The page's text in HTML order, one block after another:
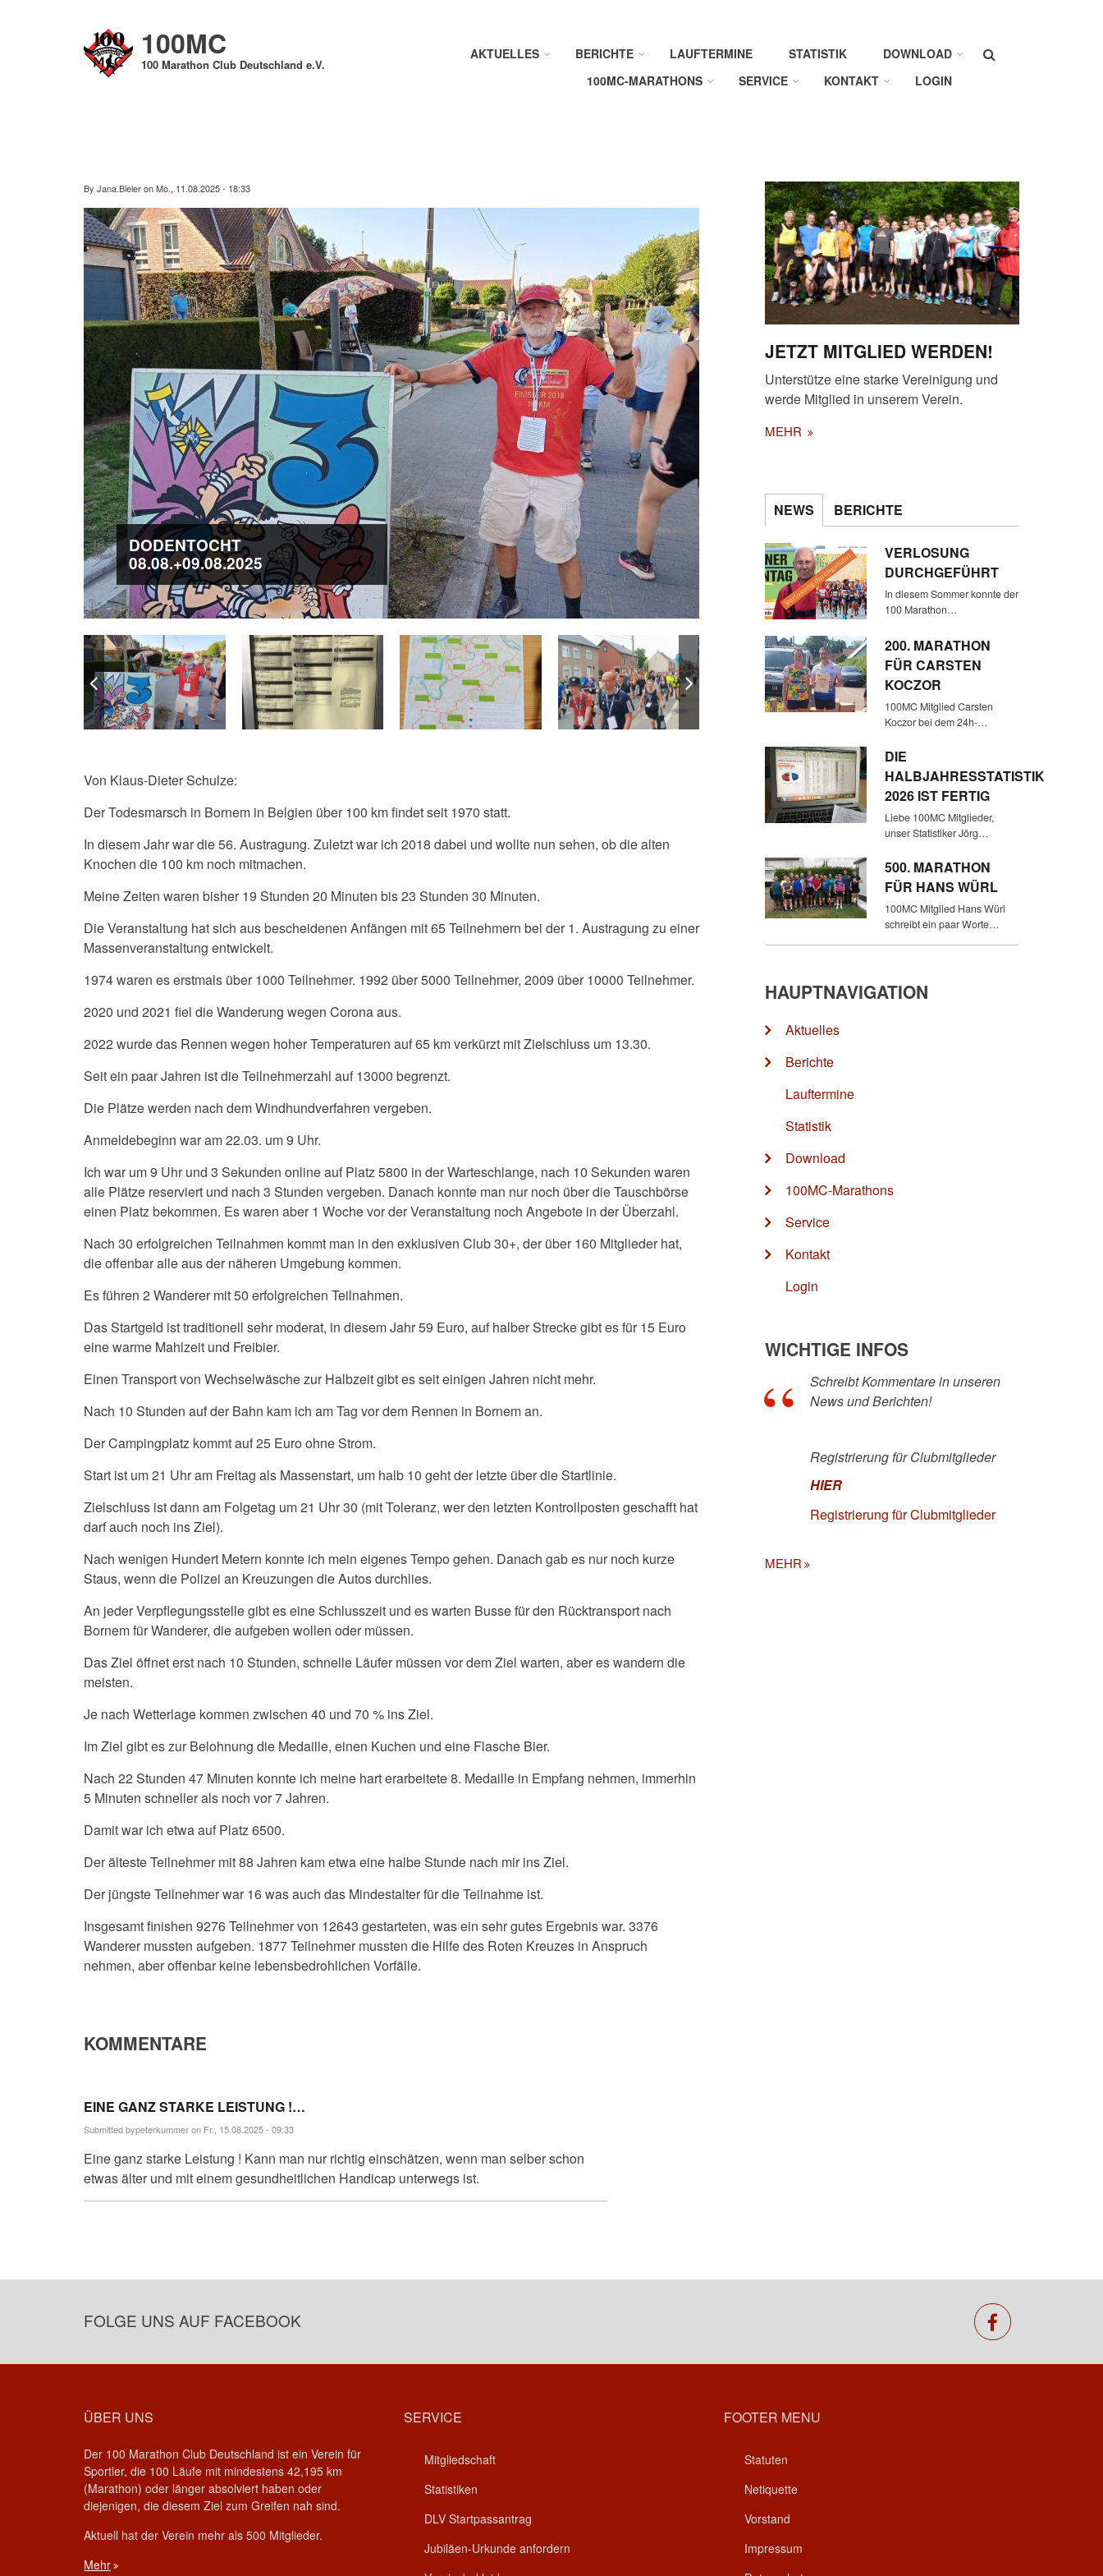
100MC
100 Marathon Club Deutschland e.V.
Suche
AKTUELLES BERICHTE LAUFTERMINE STATISTIK
DOWNLOAD
100MC-MARATHONS
SERVICE KONTAKT LOGIN
By Jana.BieleronMo., 11.08.2025 - 18:33
DODENTOCHT
08.08.+09.08.2025
DER FAHRPLAN IN BORNEM
IST ÜBERSICHTLICH, EIN ZUG
JE STUNDE UND RICHTUNG
Von Klaus-Dieter Schulze:
Der Todesmarsch in Bornem in Belgien über 100 km findet seit 1970 statt.
In diesem Jahr war die 56. Austragung. Zuletzt war ich 2018 dabei und wollte nun sehen, ob die alten
Knochen die 100 km noch mitmachen.
Meine Zeiten waren bisher 19 Stunden 20 Minuten bis 23 Stunden 30 Minuten.
Die Veranstaltung hat sich aus bescheidenen Anfängen mit 65 Teilnehmern bei der 1. Austragung zu einer
Massenveranstaltung entwickelt.
1974 waren es erstmals über 1000 Teilnehmer. 1992 über 5000 Teilnehmer, 2009 über 10000 Teilnehmer.
2020 und 2021 fiel die Wanderung wegen Corona aus.
2022 wurde das Rennen wegen hoher Temperaturen auf 65 km verkürzt mit Zielschluss um 13.30.
Seit ein paar Jahren ist die Teilnehmerzahl auf 13000 begrenzt.
Die Plätze werden nach dem Windhundverfahren vergeben.
Anmeldebeginn war am 22.03. um 9 Uhr.
Ich war um 9 Uhr und 3 Sekunden online auf Platz 5800 in der Warteschlange, nach 10 Sekunden waren
alle Plätze reserviert und nach 3 Stunden vergeben. Danach konnte man nur noch über die Tauschbörse
einen Platz bekommen. Es waren aber 1 Woche vor der Veranstaltung noch Angebote in der Überzahl.
Nach 30 erfolgreichen Teilnahmen kommt man in den exklusiven Club 30+, der über 160 Mitglieder hat,
die offenbar alle aus der näheren Umgebung kommen.
Es führen 2 Wanderer mit 50 erfolgreichen Teilnahmen.
Das Startgeld ist traditionell sehr moderat, in diesem Jahr 59 Euro, auf halber Strecke gibt es für 15 Euro
eine warme Mahlzeit und Freibier.
Einen Transport von Wechselwäsche zur Halbzeit gibt es seit einigen Jahren nicht mehr.
Nach 10 Stunden auf der Bahn kam ich am Tag vor dem Rennen in Bornem an.
Der Campingplatz kommt auf 25 Euro ohne Strom.
Start ist um 21 Uhr am Freitag als Massenstart, um halb 10 geht der letzte über die Startlinie.
Zielschluss ist dann am Folgetag um 21 Uhr 30 (mit Toleranz, wer den letzten Kontrollposten geschafft hat
darf auch noch ins Ziel).
Nach wenigen Hundert Metern konnte ich mein eigenes Tempo gehen. Danach gab es nur noch kurze
Staus, wenn die Polizei an Kreuzungen die Autos durchlies.
An jeder Verpflegungsstelle gibt es eine Schlusszeit und es warten Busse für den Rücktransport nach
Bornem für Wanderer, die aufgeben wollen oder müssen.
Das Ziel öffnet erst nach 10 Stunden, schnelle Läufer müssen vor dem Ziel warten, aber es wandern die
meisten.
Je nach Wetterlage kommen zwischen 40 und 70 % ins Ziel.
Im Ziel gibt es zur Belohnung die Medaille, einen Kuchen und eine Flasche Bier.
Nach 22 Stunden 47 Minuten konnte ich meine hart erarbeitete 8. Medaille in Empfang nehmen, immerhin
5 Minuten schneller als noch vor 7 Jahren.
Damit war ich etwa auf Platz 6500.
Der älteste Teilnehmer mit 88 Jahren kam etwa eine halbe Stunde nach mir ins Ziel.
Der jüngste Teilnehmer war 16 was auch das Mindestalter für die Teilnahme ist.
Insgesamt finishen 9276 Teilnehmer von 12643 gestarteten, was ein sehr gutes Ergebnis war. 3376
Wanderer mussten aufgeben. 1877 Teilnehmer mussten die Hilfe des Roten Kreuzes in Anspruch
nehmen, aber offenbar keine lebensbedrohlichen Vorfälle.
KOMMENTARE
EINE GANZ STARKE LEISTUNG !…
Submitted bypeterkummeron Fr., 15.08.2025 - 09:33
Eine ganz starke Leistung ! Kann man nur richtig einschätzen, wenn man selber schon
etwas älter und mit einem gesundheitlichen Handicap unterwegs ist.
JETZT MITGLIED WERDEN!
Unterstütze eine starke Vereinigung und
werde Mitglied in unserem Verein.
MEHR
NEWS BERICHTE
VERLOSUNG
DURCHGEFÜHRT
In diesem Sommer konnte der
100 Marathon…
200. MARATHON
FÜR CARSTEN
KOCZOR
100MC Mitglied Carsten
Koczor bei dem 24h-…
DIE
HALBJAHRESSTATISTIK
2026 IST FERTIG
Liebe 100MC Mitglieder,
unser Statistiker Jörg…
500. MARATHON
FÜR HANS WÜRL
100MC Mitglied Hans Würl
schreibt ein paar Worte…
HAUPTNAVIGATION
Aktuelles
Berichte
Lauftermine
Statistik
Download
100MC-Marathons
Service
Kontakt
Login
WICHTIGE INFOS
Schreibt Kommentare in unseren
News und Berichten!
Registrierung für Clubmitglieder
HIER
Registrierung für Clubmitglieder
MEHR
FOLGE UNS AUF FACEBOOK facebook
ÜBER UNS
Der 100 Marathon Club Deutschland ist ein Verein für
Sportler, die 100 Läufe mit mindestens 42,195 km
(Marathon) oder länger absolviert haben oder
diejenigen, die diesem Ziel zum Greifen nah sind.
Aktuell hat der Verein mehr als 500 Mitglieder.
Mehr
SERVICE
Mitgliedschaft
Statistiken
DLV Startpassantrag
Jubiläen-Urkunde anfordern
FOOTER MENU
Statuten
Netiquette
Vorstand
Impressum